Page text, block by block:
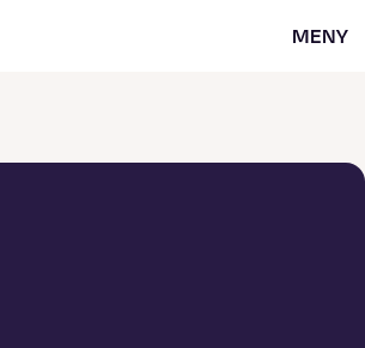
MENY